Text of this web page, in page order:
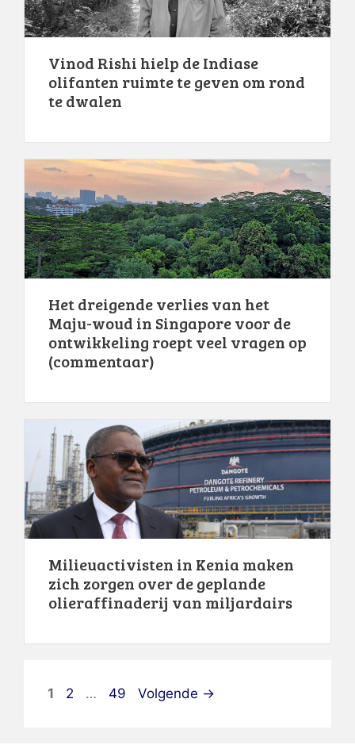
Vinod Rishi hielp de Indiase
olifanten ruimte te geven om rond
te dwalen
Het dreigende verlies van het
Maju-woud in Singapore voor de
ontwikkeling roept veel vragen op
(commentaar)
Milieuactivisten in Kenia maken
zich zorgen over de geplande
olieraffinaderij van miljardairs
Pagina
1 Pagina
2 … Pagina
49 Volgende →